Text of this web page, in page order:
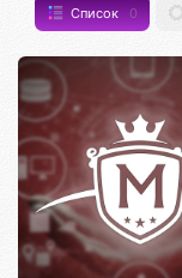
Список 0